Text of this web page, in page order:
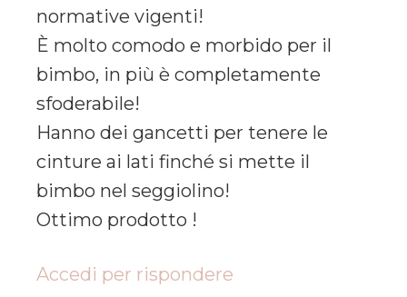
normative vigenti!
È molto comodo e morbido per il
bimbo, in più è completamente
sfoderabile!
Hanno dei gancetti per tenere le
cinture ai lati finché si mette il
bimbo nel seggiolino!
Ottimo prodotto !
Accedi per rispondere